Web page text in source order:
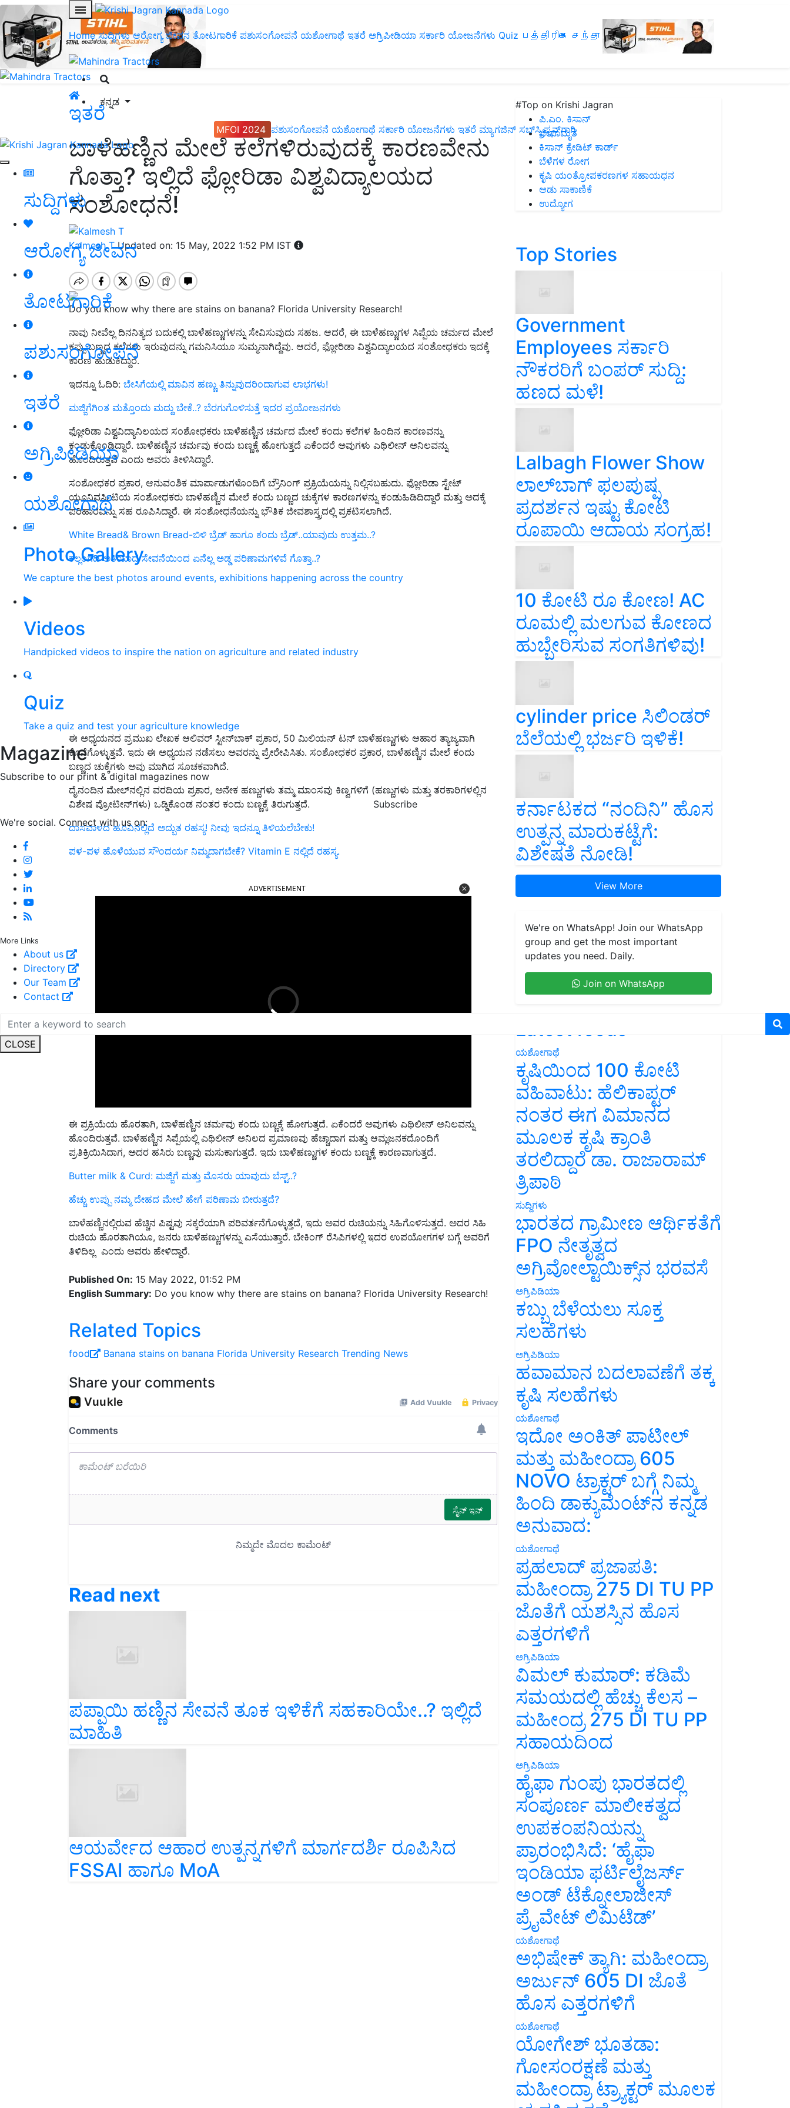
Home ಸುದ್ದಿಗಳು ಆರೋಗ್ಯ ಜೀವನ ತೋಟಗಾರಿಕೆ ಪಶುಸಂಗೋಪನೆ ಯಶೋಗಾಥೆ ಇತರೆ ಅಗ್ರಿಪೀಡಿಯಾ ಸರ್ಕಾರಿ ಯೋಜನೆಗಳು Quiz பத்திரிகை சந்தா
ಕನ್ನಡ
MFOI 2024 ಪಶುಸಂಗೋಪನೆ ಯಶೋಗಾಥೆ ಸರ್ಕಾರಿ ಯೋಜನೆಗಳು ಇತರೆ ಮ್ಯಾಗಜಿನ್‌ ಸಬ್‌ಸ್ಕ್ರಿಪ್ಷನ್‌ಗಾಗಿ
ಸುದ್ದಿಗಳು
ಆರೋಗ್ಯ ಜೀವನ
ತೋಟಗಾರಿಕೆ
ಪಶುಸಂಗೋಪನೆ
ಇತರೆ
ಅಗ್ರಿಪೀಡಿಯಾ
ಯಶೋಗಾಥೆ
Photo Gallery
We capture the best photos around events, exhibitions happening across the country
Videos
Handpicked videos to inspire the nation on agriculture and related industry
Quiz
Take a quiz and test your agriculture knowledge
Magazine
Subscribe to our print & digital magazines now
Subscribe
We're social. Connect with us on:
More Links
About us
Directory
Our Team
Contact
CLOSE
ಇತರೆ
ಬಾಳೆಹಣ್ಣಿನ ಮೇಲೆ ಕಲೆಗಳಿರುವುದಕ್ಕೆ ಕಾರಣವೇನು
ಗೊತ್ತಾ? ಇಲ್ಲಿದೆ ಫ್ಲೋರಿಡಾ ವಿಶ್ವವಿದ್ಯಾಲಯದ
ಸಂಶೋಧನೆ!
Kalmesh TUpdated on: 15 May, 2022 1:52 PM IST
Do you know why there are stains on banana? Florida University Research!
ನಾವು ನೀವೆಲ್ಲ ದಿನನಿತ್ಯದ ಬದುಕಲ್ಲಿ ಬಾಳೆಹಣ್ಣುಗಳನ್ನು ಸೇವಿಸುವುದು ಸಹಜ. ಆದರೆ, ಈ ಬಾಳೆಹಣ್ಣುಗಳ ಸಿಪ್ಪೆಯ ಚರ್ಮದ ಮೇಲೆ
ಕಪ್ಪು ಬಣ್ಣದ ಕಲೆಗಳು ಇರುವುದನ್ನು ಗಮನಿಸಿಯೂ ಸುಮ್ಮನಾಗಿದ್ದೆವು. ಆದರೆ, ಫ್ಲೋರಿಡಾ ವಿಶ್ವವಿದ್ಯಾಲಯದ ಸಂಶೋಧಕರು ಇದಕ್ಕೆ
ಕಾರಣ ಹುಡುಕಿದ್ದಾರೆ.
ಇದನ್ನೂ ಓದಿರಿ: ಬೇಸಿಗೆಯಲ್ಲಿ ಮಾವಿನ ಹಣ್ಣು ತಿನ್ನುವುದರಿಂದಾಗುವ ಲಾಭಗಳು!
ಮಜ್ಜಿಗೆಗಿಂತ ಮತ್ತೊಂದು ಮದ್ದು ಬೇಕೆ..? ಬೆರಗುಗೊಳಿಸುತ್ತೆ ಇದರ ಪ್ರಯೋಜನಗಳು
ಫ್ಲೋರಿಡಾ ವಿಶ್ವವಿದ್ಯಾನಿಲಯದ ಸಂಶೋಧಕರು ಬಾಳೆಹಣ್ಣಿನ ಚರ್ಮದ ಮೇಲೆ ಕಂದು ಕಲೆಗಳ ಹಿಂದಿನ ಕಾರಣವನ್ನು
ಕಂಡುಕೊಂಡಿದ್ದಾರೆ. ಬಾಳೆಹಣ್ಣಿನ ಚರ್ಮವು ಕಂದು ಬಣ್ಣಕ್ಕೆ ಹೋಗುತ್ತದೆ ಏಕೆಂದರೆ ಅವುಗಳು ಎಥಿಲೀನ್ ಅನಿಲವನ್ನು
ಹೊಂದಿರುತ್ತವೆ ಎಂದು ಅವರು ತೀಳಿಸಿದ್ದಾರೆ.
ಸಂಶೋಧಕರ ಪ್ರಕಾರ, ಆನುವಂಶಿಕ ಮಾರ್ಪಾಡುಗಳೊಂದಿಗೆ ಬ್ರೌನಿಂಗ್ ಪ್ರಕ್ರಿಯೆಯನ್ನು ನಿಲ್ಲಿಸಬಹುದು. ಫ್ಲೋರಿಡಾ ಸ್ಟೇಟ್
ಯೂನಿವರ್ಸಿಟಿಯ ಸಂಶೋಧಕರು ಬಾಳೆಹಣ್ಣಿನ ಮೇಲೆ ಕಂದು ಬಣ್ಣದ ಚುಕ್ಕೆಗಳ ಕಾರಣಗಳನ್ನು ಕಂಡುಹಿಡಿದಿದ್ದಾರೆ ಮತ್ತು ಅದಕ್ಕೆ
ಪರಿಹಾರವನ್ನು ಸಹ ರೂಪಿಸಿದ್ದಾರೆ. ಈ ಸಂಶೋಧನೆಯನ್ನು ಭೌತಿಕ ಜೀವಶಾಸ್ತ್ರದಲ್ಲಿ ಪ್ರಕಟಿಸಲಾಗಿದೆ.
White Bread& Brown Bread-ಬಿಳಿ ಬ್ರೆಡ್ ಹಾಗೂ ಕಂದು ಬ್ರೆಡ್..ಯಾವುದು ಉತ್ತಮ..?
ಕಲ್ಲಂಗಡಿ ಅತಿಯಾದ ಸೇವನೆಯಿಂದ ಏನೆಲ್ಲ ಅಡ್ಡ ಪರಿಣಾಮಗಳಿವೆ ಗೊತ್ತಾ..?
ಈ ಅಧ್ಯಯನದ ಪ್ರಮುಖ ಲೇಖಕ ಆಲಿವರ್ ಸ್ಟೀನ್‌ಬಾಕ್ ಪ್ರಕಾರ, 50 ಮಿಲಿಯನ್ ಟನ್ ಬಾಳೆಹಣ್ಣುಗಳು ಆಹಾರ ತ್ಯಾಜ್ಯವಾಗಿ
ಕೊನೆಗೊಳ್ಳುತ್ತವೆ. ಇದು ಈ ಅಧ್ಯಯನ ನಡೆಸಲು ಅವರನ್ನು ಪ್ರೇರೇಪಿಸಿತು. ಸಂಶೋಧಕರ ಪ್ರಕಾರ, ಬಾಳೆಹಣ್ಣಿನ ಮೇಲೆ ಕಂದು
ಬಣ್ಣದ ಚುಕ್ಕೆಗಳು ಅವು ಮಾಗಿದ ಸೂಚಕವಾಗಿದೆ.
ದೈನಂದಿನ ಮೇಲ್‌ನಲ್ಲಿನ ವರದಿಯ ಪ್ರಕಾರ, ಅನೇಕ ಹಣ್ಣುಗಳು ತಮ್ಮ ಮಾಂಸವು ಕಿಣ್ವಗಳಿಗೆ (ಹಣ್ಣುಗಳು ಮತ್ತು ತರಕಾರಿಗಳಲ್ಲಿನ
ವಿಶೇಷ ಪ್ರೋಟೀನ್‌ಗಳು) ಒಡ್ಡಿಕೊಂಡ ನಂತರ ಕಂದು ಬಣ್ಣಕ್ಕೆ ತಿರುಗುತ್ತದೆ.
ದಾಸವಾಳದ ಹೂವಿನಲ್ಲಿದೆ ಅದ್ಬುತ ರಹಸ್ಯ! ನೀವು ಇದನ್ನೂ ತಿಳಿಯಲೆಬೇಕು!
ಪಳ-ಪಳ ಹೊಳೆಯುವ ಸೌಂದರ್ಯ ನಿಮ್ಮದಾಗಬೇಕೆ? Vitamin E ನಲ್ಲಿದೆ ರಹಸ್ಯ.
ಈ ಪ್ರಕ್ರಿಯೆಯ ಹೊರತಾಗಿ, ಬಾಳೆಹಣ್ಣಿನ ಚರ್ಮವು ಕಂದು ಬಣ್ಣಕ್ಕೆ ಹೋಗುತ್ತದೆ. ಏಕೆಂದರೆ ಅವುಗಳು ಎಥಿಲೀನ್ ಅನಿಲವನ್ನು
ಹೊಂದಿರುತ್ತವೆ. ಬಾಳೆಹಣ್ಣಿನ ಸಿಪ್ಪೆಯಲ್ಲಿ ಎಥಿಲೀನ್ ಅನಿಲದ ಪ್ರಮಾಣವು ಹೆಚ್ಚಾದಾಗ ಮತ್ತು ಆಮ್ಲಜನಕದೊಂದಿಗೆ
ಪ್ರತಿಕ್ರಿಯಿಸಿದಾಗ, ಅದರ ಹಸಿರು ಬಣ್ಣವು ಮಸುಕಾಗುತ್ತದೆ. ಇದು ಬಾಳೆಹಣ್ಣುಗಳ ಕಂದು ಬಣ್ಣಕ್ಕೆ ಕಾರಣವಾಗುತ್ತದೆ.
Butter milk ‍& Curd: ಮಜ್ಜಿಗೆ ಮತ್ತು ಮೊಸರು ಯಾವುದು ಬೆಸ್ಟ್‌..?
ಹೆಚ್ಚು ಉಪ್ಪು ನಮ್ಮ ದೇಹದ ಮೇಲೆ ಹೇಗೆ ಪರಿಣಾಮ ಬೀರುತ್ತದೆ?
ಬಾಳೆಹಣ್ಣಿನಲ್ಲಿರುವ ಹೆಚ್ಚಿನ ಪಿಷ್ಟವು ಸಕ್ಕರೆಯಾಗಿ ಪರಿವರ್ತನೆಗೊಳ್ಳುತ್ತದೆ, ಇದು ಅವರ ರುಚಿಯನ್ನು ಸಿಹಿಗೊಳಿಸುತ್ತದೆ. ಅದರ ಸಿಹಿ
ರುಚಿಯ ಹೊರತಾಗಿಯೂ, ಜನರು ಬಾಳೆಹಣ್ಣುಗಳನ್ನು ಎಸೆಯುತ್ತಾರೆ. ಬೇಕಿಂಗ್ ರೆಸಿಪಿಗಳಲ್ಲಿ ಇದರ ಉಪಯೋಗಗಳ ಬಗ್ಗೆ ಅವರಿಗೆ
ತಿಳಿದಿಲ್ಲ ಎಂದು ಅವರು ಹೇಳಿದ್ದಾರೆ.
English Summary:Do you know why there are stains on banana? Florida University Research!
Related Topics
food Banana stains on banana
ಪಪ್ಪಾಯಿ ಹಣ್ಣಿನ ಸೇವನೆ ತೂಕ ಇಳಿಕೆಗೆ ಸಹಕಾರಿಯೇ..? ಇಲ್ಲಿದೆ
ಮಾಹಿತಿ
ಆಯರ್ವೇದ ಆಹಾರ ಉತ್ಪನ್ನಗಳಿಗೆ ಮಾರ್ಗದರ್ಶಿ ರೂಪಿಸಿದ
FSSAI ಹಾಗೂ MoA
#Top on Krishi Jagran
ಪಿ.ಎಂ. ಕಿಸಾನ್
ಜೀವಾಮೃತ
ಕಿಸಾನ್ ಕ್ರೇಡಿಟ್ ಕಾರ್ಡ್
ಬೆಳೆಗಳ ರೋಗ
ಕೃಷಿ ಯಂತ್ರೋಪಕರಣಗಳ ಸಹಾಯಧನ
ಆಡು ಸಾಕಾಣಿಕೆ
ಉದ್ಯೋಗ
Top Stories
Government
Employees ಸರ್ಕಾರಿ
ನೌಕರರಿಗೆ ಬಂಪರ್‌ ಸುದ್ದಿ:
ಹಣದ ಮಳೆ!
Lalbagh Flower Show
ಲಾಲ್‌ಬಾಗ್ ಫಲಪುಷ್ಪ
ಪ್ರದರ್ಶನ ಇಷ್ಟು ಕೋಟಿ
ರೂಪಾಯಿ ಆದಾಯ ಸಂಗ್ರಹ!
10 ಕೋಟಿ ರೂ ಕೋಣ! AC
ರೂಮಲ್ಲಿ ಮಲಗುವ ಕೋಣದ
ಹುಬ್ಬೇರಿಸುವ ಸಂಗತಿಗಳಿವು!
cylinder price ಸಿಲಿಂಡರ್‌
ಬೆಲೆಯಲ್ಲಿ ಭರ್ಜರಿ ಇಳಿಕೆ!
ಕರ್ನಾಟಕದ “ನಂದಿನಿ” ಹೊಸ
ಉತ್ಪನ್ನ ಮಾರುಕಟ್ಟೆಗೆ:
ವಿಶೇಷತೆ ನೋಡಿ!
View More
We're on WhatsApp! Join our WhatsApp
group and get the most important
updates you need. Daily.
Join on WhatsApp
Latest feeds
ಯಶೋಗಾಥೆ
ಕೃಷಿಯಿಂದ 100 ಕೋಟಿ
ವಹಿವಾಟು: ಹೆಲಿಕಾಪ್ಟರ್
ನಂತರ ಈಗ ವಿಮಾನದ
ಮೂಲಕ ಕೃಷಿ ಕ್ರಾಂತಿ
ತರಲಿದ್ದಾರೆ ಡಾ. ರಾಜಾರಾಮ್
ತ್ರಿಪಾಠಿ
ಸುದ್ದಿಗಳು
ಭಾರತದ ಗ್ರಾಮೀಣ ಆರ್ಥಿಕತೆಗೆ
FPO ನೇತೃತ್ವದ
ಅಗ್ರಿವೋಲ್ಟಾಯಿಕ್ಸ್‌ನ ಭರವಸೆ
ಅಗ್ರಿಪಿಡಿಯಾ
ಕಬ್ಬು ಬೆಳೆಯಲು ಸೂಕ್ತ
ಸಲಹೆಗಳು
ಅಗ್ರಿಪಿಡಿಯಾ
ಹವಾಮಾನ ಬದಲಾವಣೆಗೆ ತಕ್ಕ
ಕೃಷಿ ಸಲಹೆಗಳು
ಯಶೋಗಾಥೆ
ಇದೋ ಅಂಕಿತ್ ಪಾಟೀಲ್
ಮತ್ತು ಮಹೀಂದ್ರಾ 605
NOVO ಟ್ರಾಕ್ಟರ್ ಬಗ್ಗೆ ನಿಮ್ಮ
ಹಿಂದಿ ಡಾಕ್ಯುಮೆಂಟ್‌ನ ಕನ್ನಡ
ಅನುವಾದ:
ಯಶೋಗಾಥೆ
ಪ್ರಹಲಾದ್ ಪ್ರಜಾಪತಿ:
ಮಹೀಂದ್ರಾ 275 DI TU PP
ಜೊತೆಗೆ ಯಶಸ್ಸಿನ ಹೊಸ
ಎತ್ತರಗಳಿಗೆ
ಅಗ್ರಿಪಿಡಿಯಾ
ವಿಮಲ್ ಕುಮಾರ್: ಕಡಿಮೆ
ಸಮಯದಲ್ಲಿ ಹೆಚ್ಚು ಕೆಲಸ –
ಮಹೀಂದ್ರ 275 DI TU PP
ಸಹಾಯದಿಂದ
ಅಗ್ರಿಪಿಡಿಯಾ
ಹೈಫಾ ಗುಂಪು ಭಾರತದಲ್ಲಿ
ಸಂಪೂರ್ಣ ಮಾಲೀಕತ್ವದ
ಉಪಕಂಪನಿಯನ್ನು
ಪ್ರಾರಂಭಿಸಿದೆ: ‘ಹೈಫಾ
ಇಂಡಿಯಾ ಫರ್ಟಿಲೈಜರ್ಸ್
ಅಂಡ್ ಟೆಕ್ನೋಲಾಜೀಸ್
ಪ್ರೈವೇಟ್ ಲಿಮಿಟೆಡ್’
ಯಶೋಗಾಥೆ
ಅಭಿಷೇಕ್ ತ್ಯಾಗಿ: ಮಹೀಂದ್ರಾ
ಅರ್ಜುನ್ 605 DI ಜೊತೆ
ಹೊಸ ಎತ್ತರಗಳಿಗೆ
ಯಶೋಗಾಥೆ
ಯೋಗೇಶ್ ಭೂತಡಾ:
ಗೋಸಂರಕ್ಷಣೆ ಮತ್ತು
ಮಹೀಂದ್ರಾ ಟ್ರ್ಯಾಕ್ಟರ್ ಮೂಲಕ